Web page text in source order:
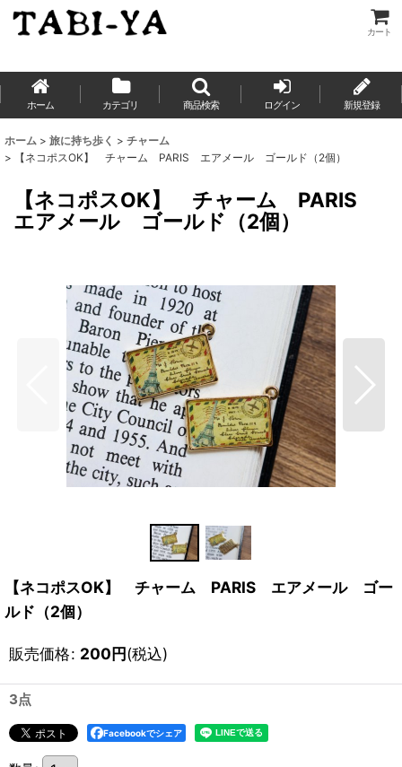
カート
ホーム カテゴリ 商品検索 ログイン 新規登録
ホーム > 旅に持ち歩く > チャーム
>
【ネコポスOK】 チャーム PARIS エアメール ゴールド（2個）
【ネコポスOK】 チャーム PARIS
エアメール ゴールド（2個）
【ネコポスOK】 チャーム PARIS エアメール ゴー
ルド（2個）
販売価格: 200円(税込)
3点
Facebookでシェア